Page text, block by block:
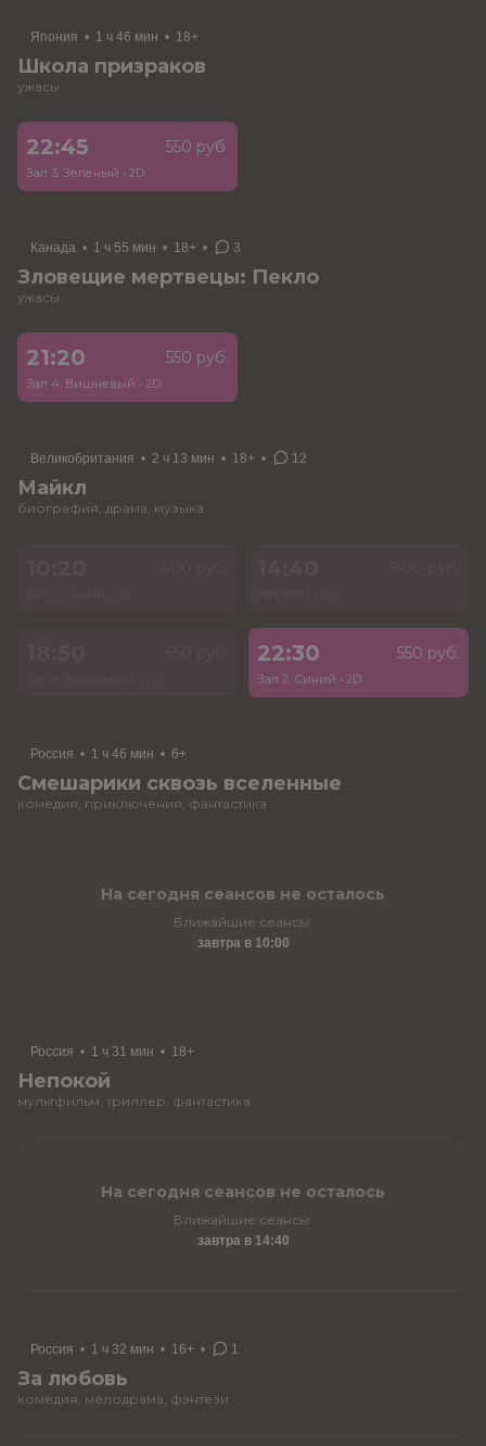
Япония • 1 ч 46 мин • 18+
Школа призраков
ужасы
22:45 550 руб.
Зал 3, Зеленый • 2D
Канада • 1 ч 55 мин • 18+ • 3
Зловещие мертвецы: Пекло
ужасы
21:20 550 руб.
Зал 4, Вишневый • 2D
Великобритания • 2 ч 13 мин • 18+ • 12
Майкл
биография, драма, музыка
22:30 550 руб.
Зал 2, Синий • 2D
Россия • 1 ч 46 мин • 6+
Смешарики сквозь вселенные
комедия, приключения, фантастика
На сегодня сеансов не осталось
Ближайшие сеансы:
завтра в 10:00
Россия • 1 ч 31 мин • 18+
Непокой
мультфильм, триллер, фантастика
На сегодня сеансов не осталось
Ближайшие сеансы:
завтра в 14:40
Россия • 1 ч 32 мин • 16+ • 1
За любовь
комедия, мелодрама, фэнтези